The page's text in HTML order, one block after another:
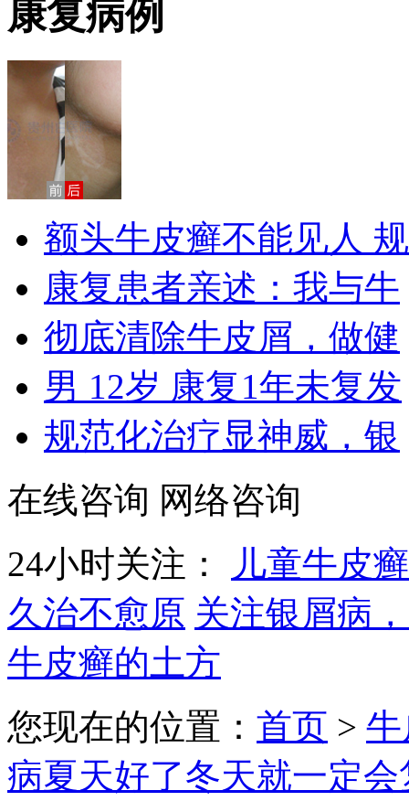
康复病例
额头牛皮癣不能见人 规
康复患者亲述：我与牛
彻底清除牛皮屑，做健
男 12岁 康复1年未复发
规范化治疗显神威，银
在线咨询 网络咨询
24小时关注：
儿童牛皮
久治不愈原 关注银屑病
牛皮癣的土方
您现在的位置： 首页 >
病夏天好了冬天就一定